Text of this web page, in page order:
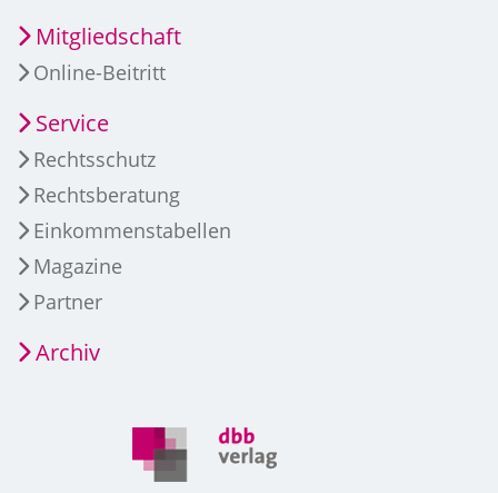
Mitgliedschaft
Online-Beitritt
Service
Rechtsschutz
Rechtsberatung
Einkommenstabellen
Magazine
Partner
Archiv